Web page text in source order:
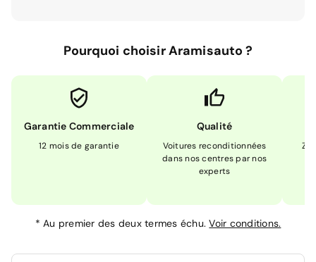
Pourquoi choisir Aramisauto ?
Garantie Commerciale
12 mois de garantie
Qualité
Voitures reconditionnées
dans nos centres par nos
experts
*Au premier des deux termes échu.Voir conditions.